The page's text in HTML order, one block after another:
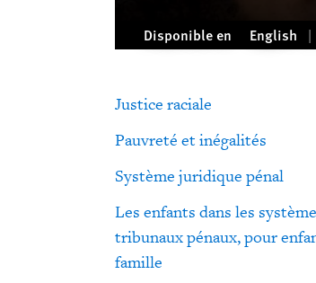
Disponible en English
Justice raciale
Pauvreté et inégalités
Système juridique pénal
Les enfants dans les
tribunaux pénaux, pour
famille